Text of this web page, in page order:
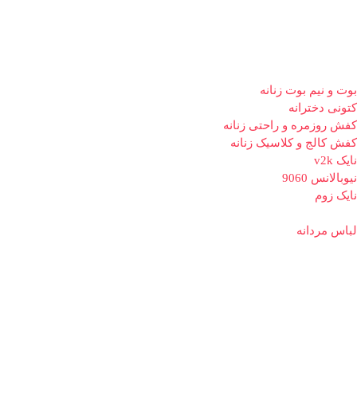
بوت و نیم بوت زنانه
کتونی دخترانه
کفش روزمره و راحتی زنانه
کفش کالج و کلاسیک زنانه
نایک v2k
نیوبالانس 9060
نایک زوم
لباس مردانه